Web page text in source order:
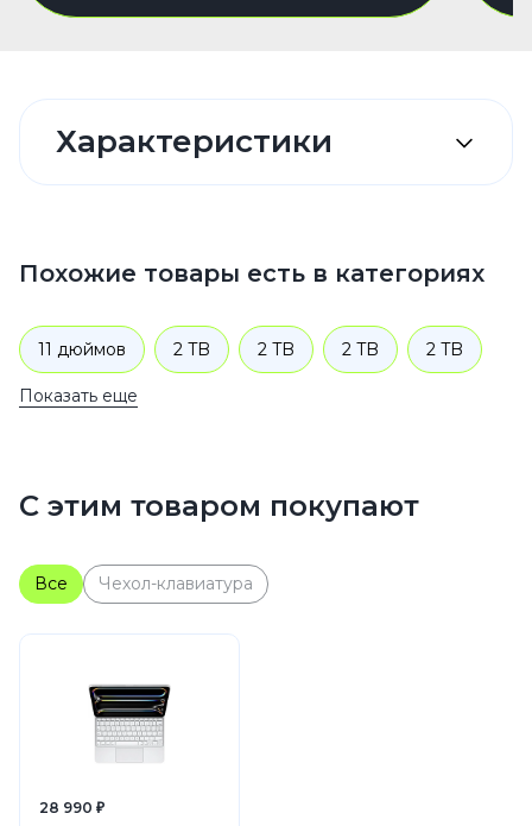
Характеристики
Похожие товары есть в категориях
11 дюймов 2 TB 2 TB 2 TB 2 TB
Показать еще
С этим товаром покупают
Все Чехол-клавиатура
28 990 ₽